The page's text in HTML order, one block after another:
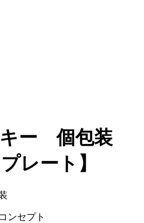
ー 個包装
レート】
ンセプト